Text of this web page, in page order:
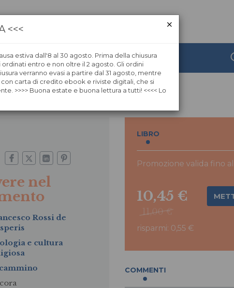
ÀNCORAWOW
nel
Rossi de
e cultura
LIBRO
Promozione valida fino al
11,00 €
10,45 €
risparmi: 0,55 €
COMMENTI
<<<
estiva dall'8 al 30 agosto. Prima della chiusura
entro e non oltre il 2 agosto. Gli ordini
verranno evasi a partire dal 31 agosto, mentre
carta di credito ebook e riviste digitali, che si
>>>> Buona estate e buona lettura a tutti! <<<< Lo